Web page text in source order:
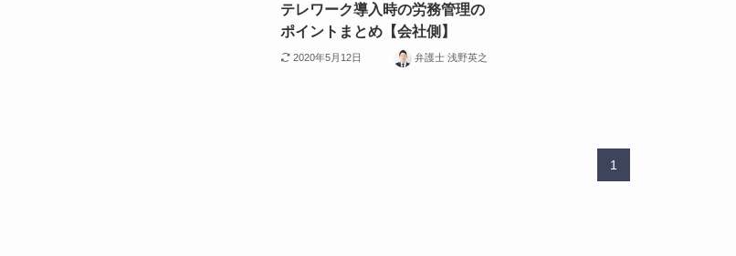
テレワーク導入時の労務管理の
ポイントまとめ【会社側】
2020年5月12日 弁護士 浅野英之
1